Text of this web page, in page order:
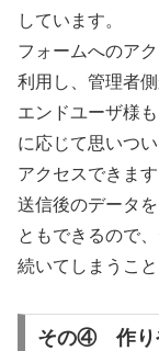
しています。
フォームへのア
利用し、管理者
エンドユーザ様
に応じて思いつ
アクセスできます
送信後のデータ
ともできるので
続いてしまうこと
その④ 作り